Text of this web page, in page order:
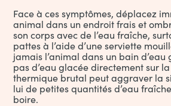
Face à ces symptômes, déplacez
animal dans un endroit frais et
son corps avec de l’eau fraîche,
pattes à l’aide d’une serviette
jamais l’animal dans un bain d’eau
pas d’eau glacée directement sur
thermique brutal peut aggraver la
lui de petites quantités d’eau
boire.